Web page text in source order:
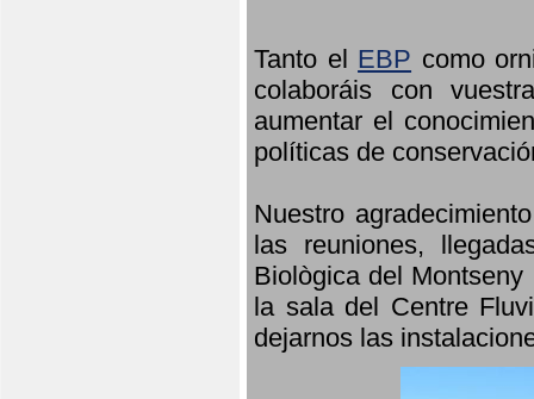
Tanto el EBP como
colaboráis con
aumentar el
políticas de
Nuestro
las reuniones,
Biològica del
la sala del Centre
dejarnos las